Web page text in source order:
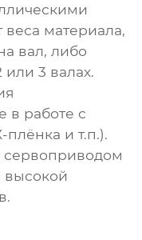
веса материала,
вал, либо
3 валах.
в работе с
и т.п.).
высокой